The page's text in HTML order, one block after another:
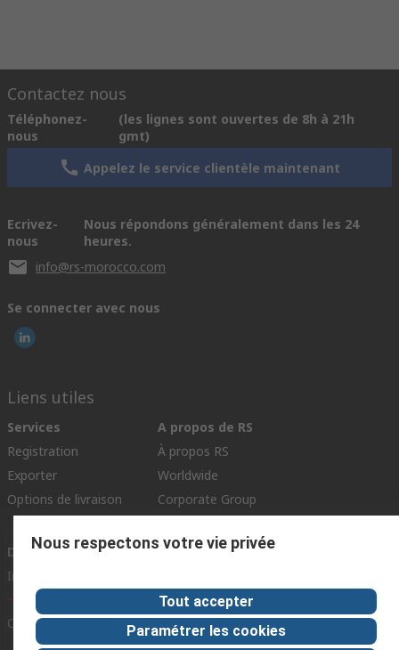
Contactez nous
Téléphonez-
nous
(les lignes sont ouvertes de 8h à 21h
gmt)
Appelez le service clientèle maintenant
Ecrivez-
nous
Nous répondons généralement dans les 24
heures.
info@rs-morocco.com
Se connecter avec nous
Liens utiles
Services
Registration
Exporter
Options de livraison
A propos de RS
À propos RS
Worldwide
Corporate Group
Découverte
Industrie Automobile
Conditions d'utilisation du site
Conditions générales de vente
Politique de protection des données
Politique de cookies
Nous respectons votre vie privée
Tout accepter
Paramétrer les cookies